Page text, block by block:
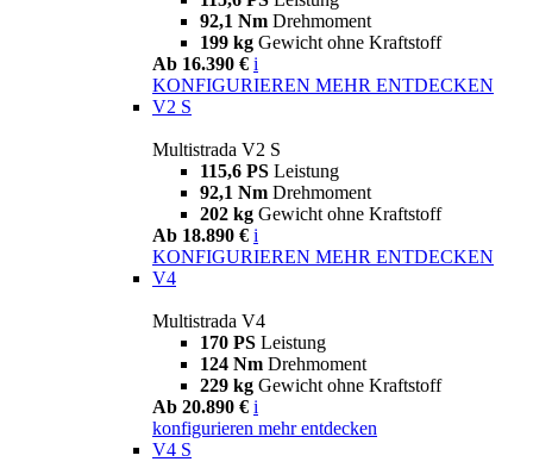
92,1 Nm Drehmoment
199 kg Gewicht ohne Kraftstoff
Ab 16.390 € i
KONFIGURIEREN MEHR ENTDECKEN
V2 S
Multistrada V2 S
115,6 PS Leistung
92,1 Nm Drehmoment
202 kg Gewicht ohne Kraftstoff
Ab 18.890 € i
KONFIGURIEREN MEHR ENTDECKEN
V4
Multistrada V4
170 PS Leistung
124 Nm Drehmoment
229 kg Gewicht ohne Kraftstoff
Ab 20.890 € i
konfigurieren mehr entdecken
V4 S